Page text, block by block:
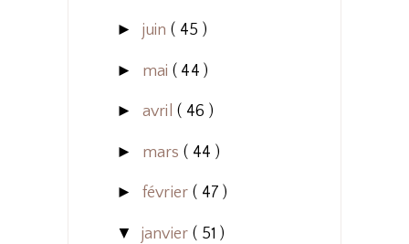
► juin ( 45 )
► mai ( 44 )
► avril( 46 )
► mars ( 44 )
► février ( 47 )
▼ janvier ( 51 )